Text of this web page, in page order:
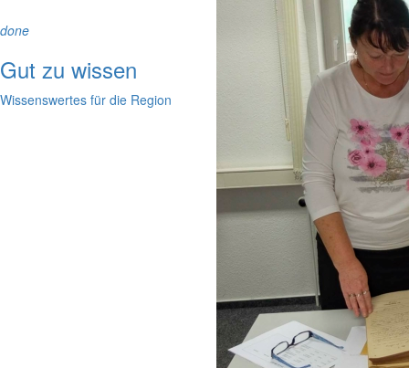
done
Gut zu wissen
Wissenswertes für die Region